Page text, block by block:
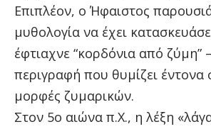
Επιπλέον, ο Ήφαιστος
μυθολογία να έχει
έφτιαχνε “κορδόνια από ζύμη”
περιγραφή που θυμίζει έντονα
μορφές ζυμαρικών.
Στον 5ο αιώνα π.Χ., η λέξη